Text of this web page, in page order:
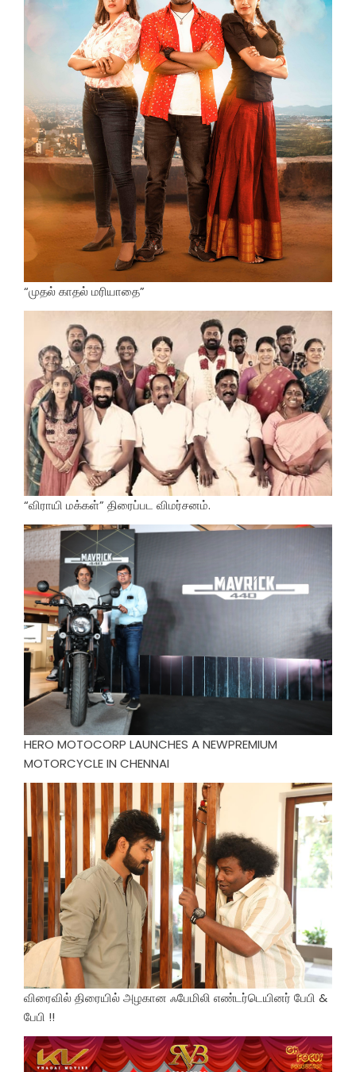
“முதல் காதல் மரியாதை”
“விராயி மக்கள்” திரைப்பட விமர்சனம்.
HERO MOTOCORP LAUNCHES A NEWPREMIUM
MOTORCYCLE IN CHENNAI
விரைவில் திரையில் அழகான ஃபேமிலி எண்டர்டெயினர் பேபி &
பேபி !!